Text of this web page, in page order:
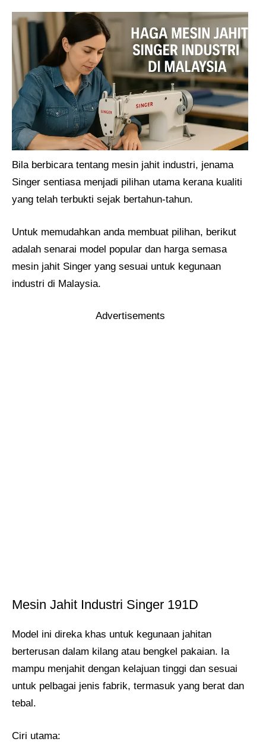
Bila berbicara tentang mesin jahit industri, jenama
Singer sentiasa menjadi pilihan utama kerana kualiti
yang telah terbukti sejak bertahun-tahun.
Untuk memudahkan anda membuat pilihan, berikut
adalah senarai model popular dan harga semasa
mesin jahit Singer yang sesuai untuk kegunaan
industri di Malaysia.
Advertisements
Mesin Jahit Industri Singer 191D
Model ini direka khas untuk kegunaan jahitan
berterusan dalam kilang atau bengkel pakaian. Ia
mampu menjahit dengan kelajuan tinggi dan sesuai
untuk pelbagai jenis fabrik, termasuk yang berat dan
tebal.
Ciri utama: